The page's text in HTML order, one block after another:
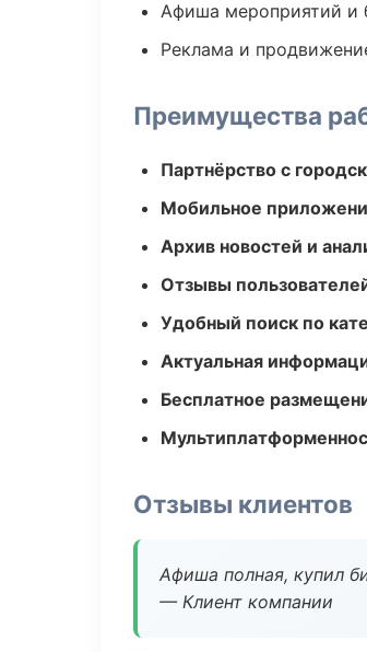
Афиша мероприятий и
Реклама и
Преимущества
Партнёрство с
Мобильное
Архив новостей и
Отзывы
Удобный поиск по
Актуальная
Бесплатное
Отзывы клиентов
Афиша полная, купил
— Клиент компании